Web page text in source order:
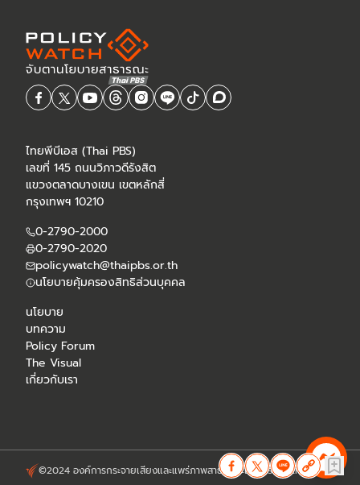
ไทยพีบีเอส (Thai PBS)
เลขที่ 145 ถนนวิภาวดีรังสิต
แขวงตลาดบางเขน เขตหลักสี่
กรุงเทพฯ 10210
0-2790-2000
0-2790-2020
policywatch@thaipbs.or.th
นโยบายคุ้มครองสิทธิส่วนบุคคล
นโยบาย
บทความ
Policy Forum
The Visual
เกี่ยวกับเรา
©2024 องค์การกระจายเสียงและแพร่ภาพสาธารณะแห่งประเทศไทย